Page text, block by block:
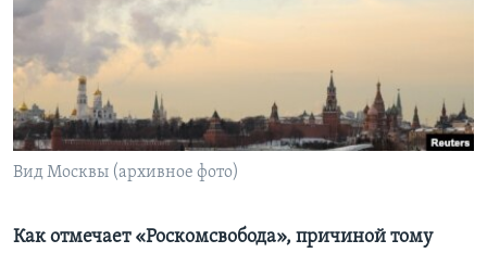
Learning English
СОЦИАЛЬНЫЕ СЕТИ
Вид Москвы (архивное фото)
Как отмечает «Роскомсвобода», причиной тому